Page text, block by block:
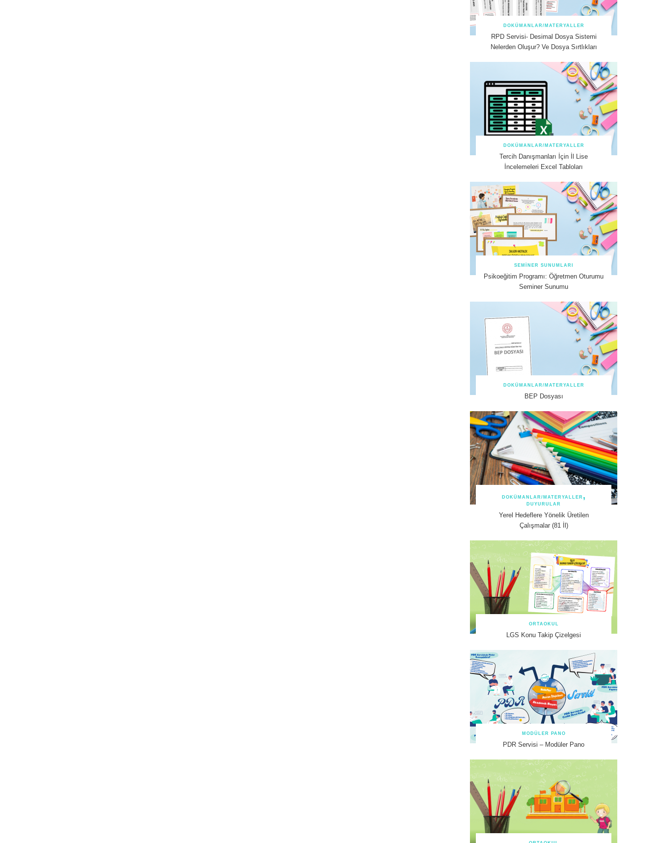
DOKÜMANLAR/MATERYALLER
RPD Servisi- Desimal Dosya Sistemi
Nelerden Oluşur? Ve Dosya Sırtlıkları
DOKÜMANLAR/MATERYALLER
Tercih Danışmanları İçin İl Lise
İncelemeleri Excel Tabloları
SEMINER SUNUMLARI
Psikoeğitim Programı: Öğretmen Oturumu
Seminer Sunumu
DOKÜMANLAR/MATERYALLER
BEP Dosyası
DOKÜMANLAR/MATERYALLER
DUYURULAR
Yerel Hedeflere Yönelik Üretilen
Çalışmalar (81 İl)
ORTAOKUL
LGS Konu Takip Çizelgesi
MODÜLER PANO
PDR Servisi – Modüler Pano